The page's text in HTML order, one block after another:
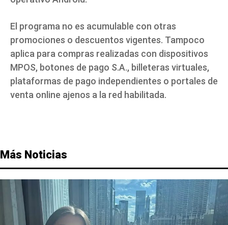
El programa no es acumulable con otras
promociones o descuentos vigentes. Tampoco
aplica para compras realizadas con dispositivos
MPOS, botones de pago S.A., billeteras virtuales,
plataformas de pago independientes o portales de
venta online ajenos a la red habilitada.
Más Noticias